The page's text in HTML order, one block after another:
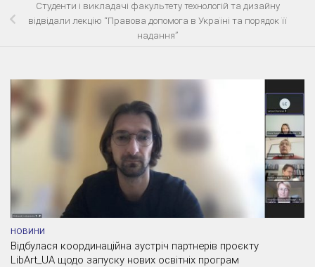
Студенти і викладачі факультету технологій та дизайну
відвідали лекцію “Правова допомога в Україні та порядок її
надання”
НОВИНИ
Відбулася координаційна зустріч партнерів проєкту
LibArt_UA щодо запуску нових освітніх програм